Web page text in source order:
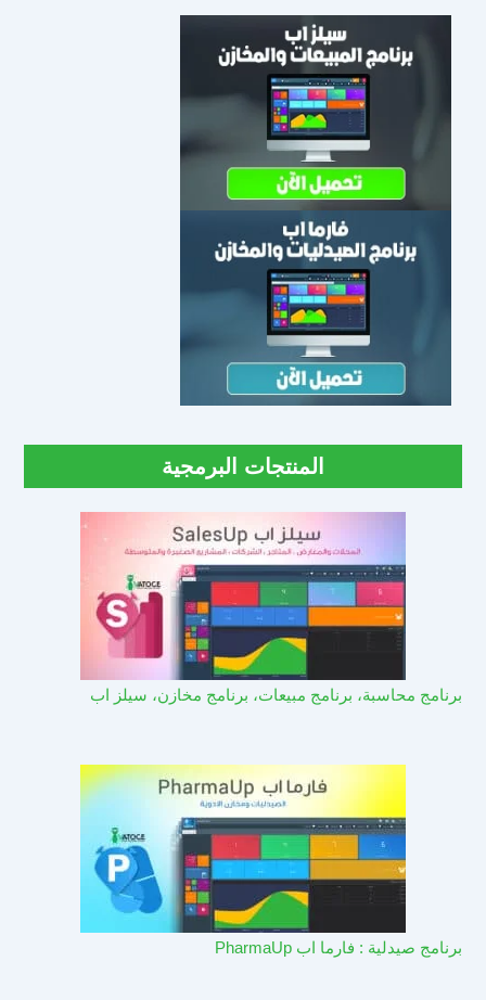
المنتجات البرمجية
برنامج محاسبة، برنامج مبيعات، برنامج مخازن، سيلز اب
برنامج صيدلية : فارما اب PharmaUp​